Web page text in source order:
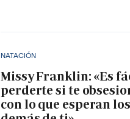
NATACIÓN
Missy Franklin: «Es
perderte si te
con lo que esperan los